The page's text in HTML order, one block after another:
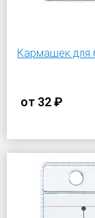
Кармашек для
от 32 ₽